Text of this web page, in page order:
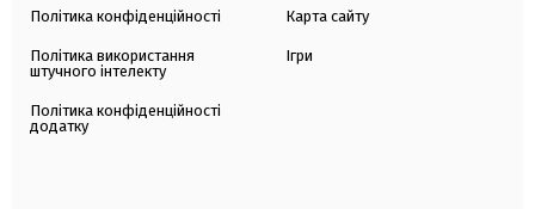
Політика конфіденційності
Політика використання
штучного інтелекту
Політика конфіденційності
додатку
Карта сайту
Ігри